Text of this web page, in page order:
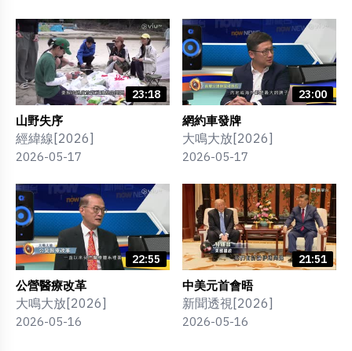
23:18
山野失序
經緯線[2026]
2026-05-17
23:00
網約車發牌
大鳴大放[2026]
2026-05-17
22:55
公營醫療改革
大鳴大放[2026]
2026-05-16
21:51
中美元首會晤
新聞透視[2026]
2026-05-16